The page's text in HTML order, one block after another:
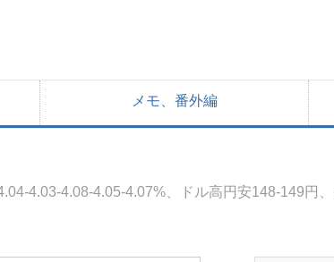
メモ、番外編
4.03-4.08-4.05-4.07%、ドル高円安148-149円